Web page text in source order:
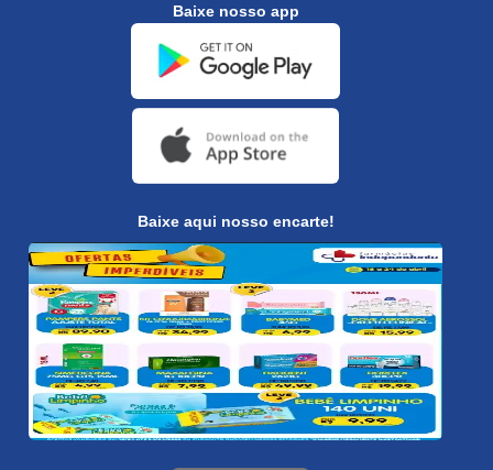
Baixe nosso app
Baixe aqui nosso encarte!